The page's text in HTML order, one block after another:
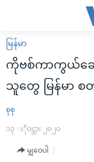
လွယ်ကူ
စေ
Link
များ
ပင်မ
မူလစာမျက်နှာ
မြန်မာ
ကမ္ဘာ့သတင်းများ
အစ္စရေး-ပါလက်စတိုင်း
အင်္ဂလိပ်စာလေ့လာမယ်
မြန်မာ
ကိုဗစ်ကာကွယ်ဆေ
သူတွေ မြန်မာ စ
စုစု
၁၃ ႏိုဝင္ဘာ၊ ၂၀၂၀
မျှဝေပါ